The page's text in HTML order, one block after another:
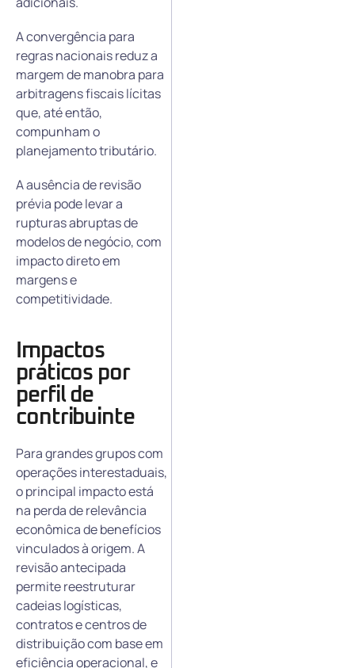
A convergência para
regras nacionais reduz a
margem de manobra para
arbitragens fiscais lícitas
que, até então,
compunham o
planejamento tributário.
A ausência de revisão
prévia pode levar a
rupturas abruptas de
modelos de negócio, com
impacto direto em
margens e
competitividade.
Impactos
práticos por
perfil de
contribuinte
Para grandes grupos com
operações interestaduais,
o principal impacto está
na perda de relevância
econômica de benefícios
vinculados à origem. A
revisão antecipada
permite reestruturar
cadeias logísticas,
contratos e centros de
distribuição com base em
eficiência operacional, e